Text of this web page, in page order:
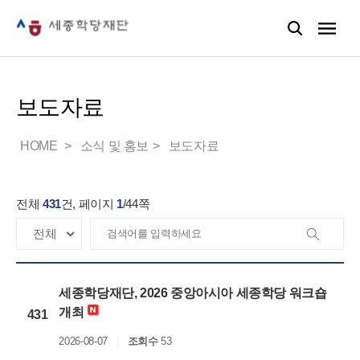
보도자료
HOME 소식 및 홍보 보도자료
전체 431건, 페이지 1/44쪽
431
세종학당재단, 2026 중앙아시아 세종학당 워크숍
개최
2026-08-07 조회수53